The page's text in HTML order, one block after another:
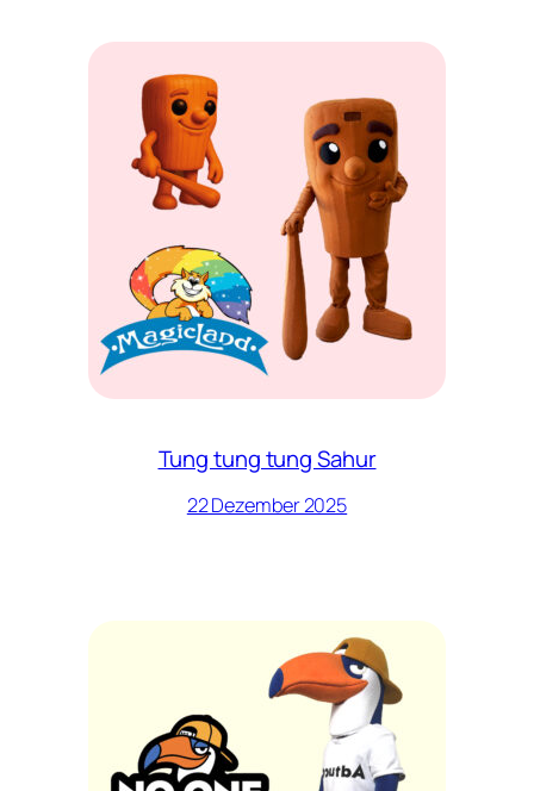
Tung tung tung Sahur
22 Dezember 2025